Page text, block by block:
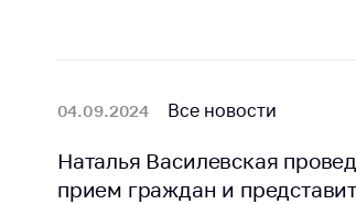
Торговля и услуги
Регулирование и
контроль закупок
04.09.2024 Все новости
Наталья Василевская
прием граждан и